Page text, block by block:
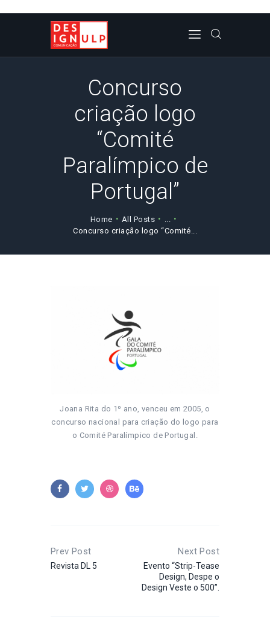
Concurso
criação logo
“Comité
Paralímpico de
Portugal”
Home All Posts
...
Concurso criação logo “Comité...
CORPO DOCENTE
JETOS
REVISTA DL
PLANO DE ESTUDOS
CONTACTOS
Joana Rita do 1º ano, venceu em 2005, o
concurso nacional para criação do logo para
o Comité Paralímpico de Portugal.
Prev Post
Revista DL 5
Next Post
Evento “Strip-Tease
Design, Despe o
Design Veste o 500”.